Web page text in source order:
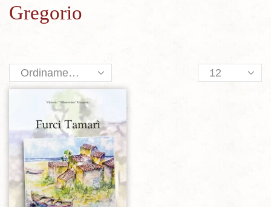
Gregorio
Products
Aggiungi alla lista dei desideri